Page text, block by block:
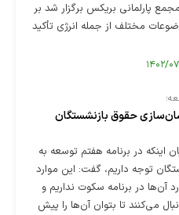
پارلمانی بریکس برگزار شد بر
مختلف از جمله انرژی تأکید
حقوق بازنشستگان
در برنامه هفتم توسعه به
توجه داریم، گفت: این موارد
آن‌ها در برنامه سکوت نداریم و
می‌کنند تا بتوان آن‌ها را پیش